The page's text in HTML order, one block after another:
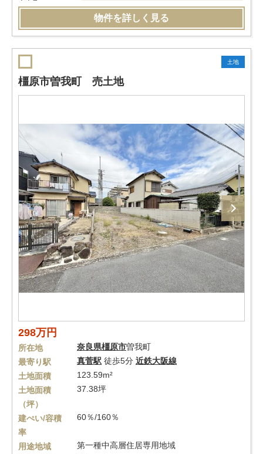
物件を詳しく見る
土地
橿原市曽我町 売土地
298万円
所在地 奈良県橿原市曽我町
最寄り駅
真菅駅 徒歩5分 近鉄大阪線
土地面積
123.59m²
土地面積
（坪）
37.38坪
建ぺい/容積
率
60％/160％
用途地域
第一種中高層住居専用地域